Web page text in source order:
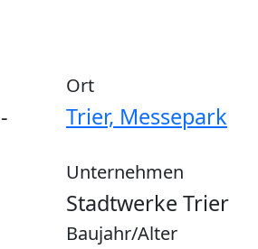
Ort
Trier, Messepark
Unternehmen
Stadtwerke Trier
Baujahr/Alter